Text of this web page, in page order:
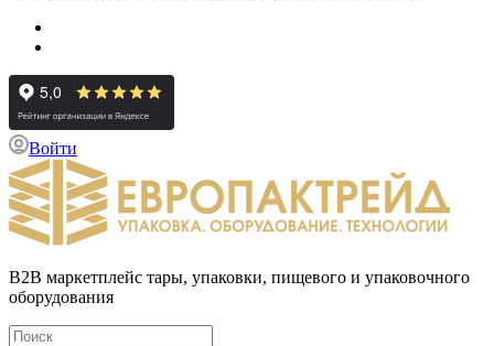
Войти
B2B маркетплейс тары, упаковки, пищевого и упаковочного
оборудования